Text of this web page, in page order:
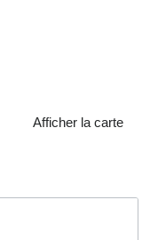
Afficher la carte